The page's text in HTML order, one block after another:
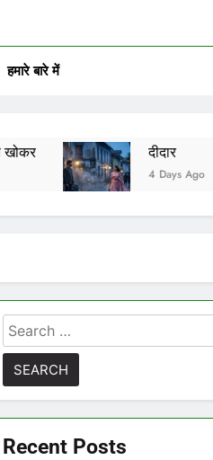
हमारे बारे में
दीदार
4 Days Ago
Search
for:
Recent Posts